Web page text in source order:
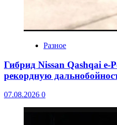
Разное
Гибрид Nissan Qashqai e-
рекордную
07.08.2026 0